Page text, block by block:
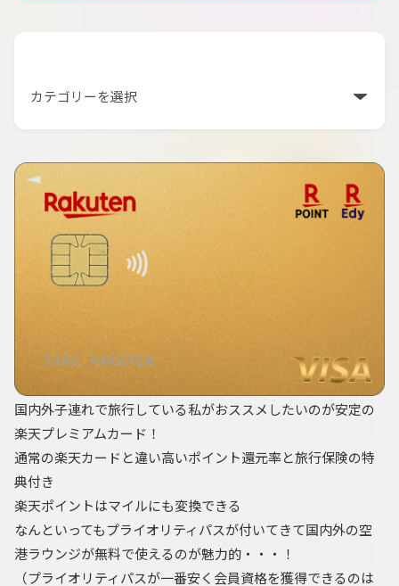
国内外子連れで旅行している私がおススメしたいのが安定の
楽天プレミアムカード！
通常の楽天カードと違い高いポイント還元率と旅行保険の特
典付き
楽天ポイントはマイルにも変換できる
なんといってもプライオリティパスが付いてきて国内外の空
港ラウンジが無料で使えるのが魅力的・・・！
（プライオリティパスが一番安く会員資格を獲得できるのは